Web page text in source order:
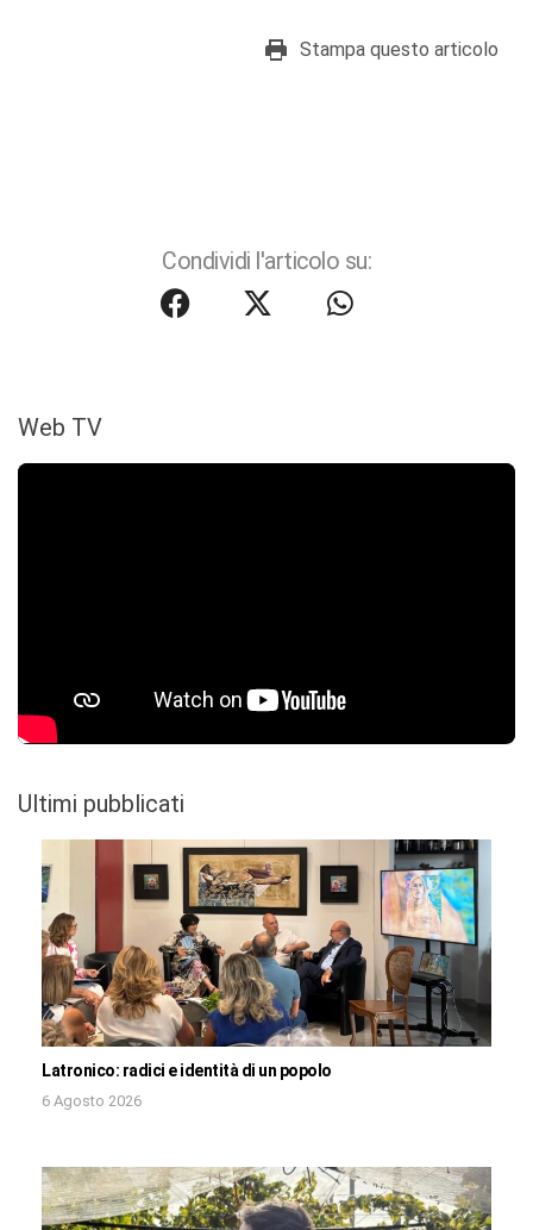
Stampa questo articolo
Condividi l'articolo su:
Web TV
Ultimi pubblicati
Latronico: radici e identità di un popolo
6 Agosto 2026